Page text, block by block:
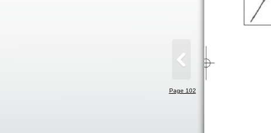
Page 102